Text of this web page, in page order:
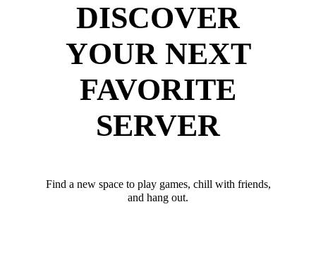
DISCOVER
YOUR NEXT
FAVORITE
SERVER
Find a new space to play games, chill with friends,
and hang out.